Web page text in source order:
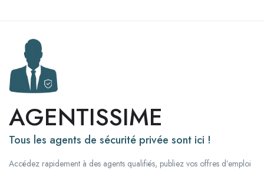
AGENTISSIME
Tous les agents de sécurité privée sont ici !
Accédez rapidement à des agents qualifiés, publiez vos offres d’emploi